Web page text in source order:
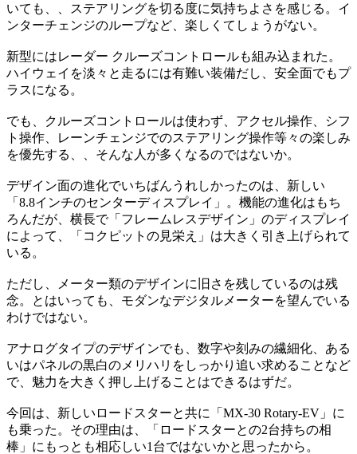
いても、、ステアリングを切る度に気持ちよさを感じる。イ
ンターチェンジのループなど、楽しくてしょうがない。
新型にはレーダー クルーズコントロールも組み込まれた。
ハイウェイを淡々と走るには有難い装備だし、安全面でもプ
ラスになる。
でも、クルーズコントロールは使わず、アクセル操作、シフ
ト操作、レーンチェンジでのステアリング操作等々の楽しみ
を優先する、、そんな人が多くなるのではないか。
デザイン面の進化でいちばんうれしかったのは、新しい
「8.8インチのセンターディスプレイ」。機能の進化はもち
ろんだが、横長で「フレームレスデザイン」のディスプレイ
によって、「コクピットの見栄え」は大きく引き上げられて
いる。
ただし、メーター類のデザインに旧さを残しているのは残
念。とはいっても、モダンなデジタルメーターを望んでいる
わけではない。
アナログタイプのデザインでも、数字や刻みの繊細化、ある
いはパネルの黒白のメリハリをしっかり追い求めることなど
で、魅力を大きく押し上げることはできるはずだ。
今回は、新しいロードスターと共に「MX-30 Rotary-EV」に
も乗った。その理由は、「ロードスターとの2台持ちの相
棒」にもっとも相応しい1台ではないかと思ったから。